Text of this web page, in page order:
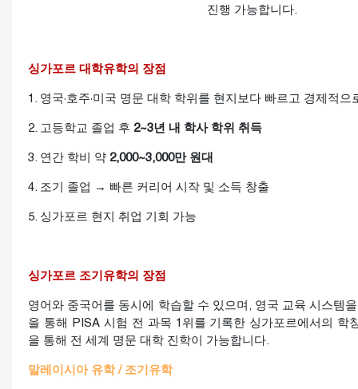
진행 가능합니다.
싱가포르 대학유학의 장점
1. 영국·호주·미국 명문 대학 학위를 현지보다 빠르고 경제적으
2. 고등학교 졸업 후 2~3년 내 학사 학위 취득
3. 연간 학비 약 2,000~3,000만 원대
4. 조기 졸업 → 빠른 커리어 시작 및 소득 창출
5. 싱가포르 현지 취업 기회 가능
싱가포르 조기유학의 장점
영어와 중국어를 동시에 학습할 수 있으며, 영국 교육 시스템
을 통해 PISA 시험 전 과목 1위를 기록한 싱가포르에서의 학
을 통해 전 세계 명문 대학 진학이 가능합니다.
말레이시아 유학 / 조기유학